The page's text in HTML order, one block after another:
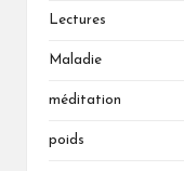
Lectures
Maladie
méditation
poids